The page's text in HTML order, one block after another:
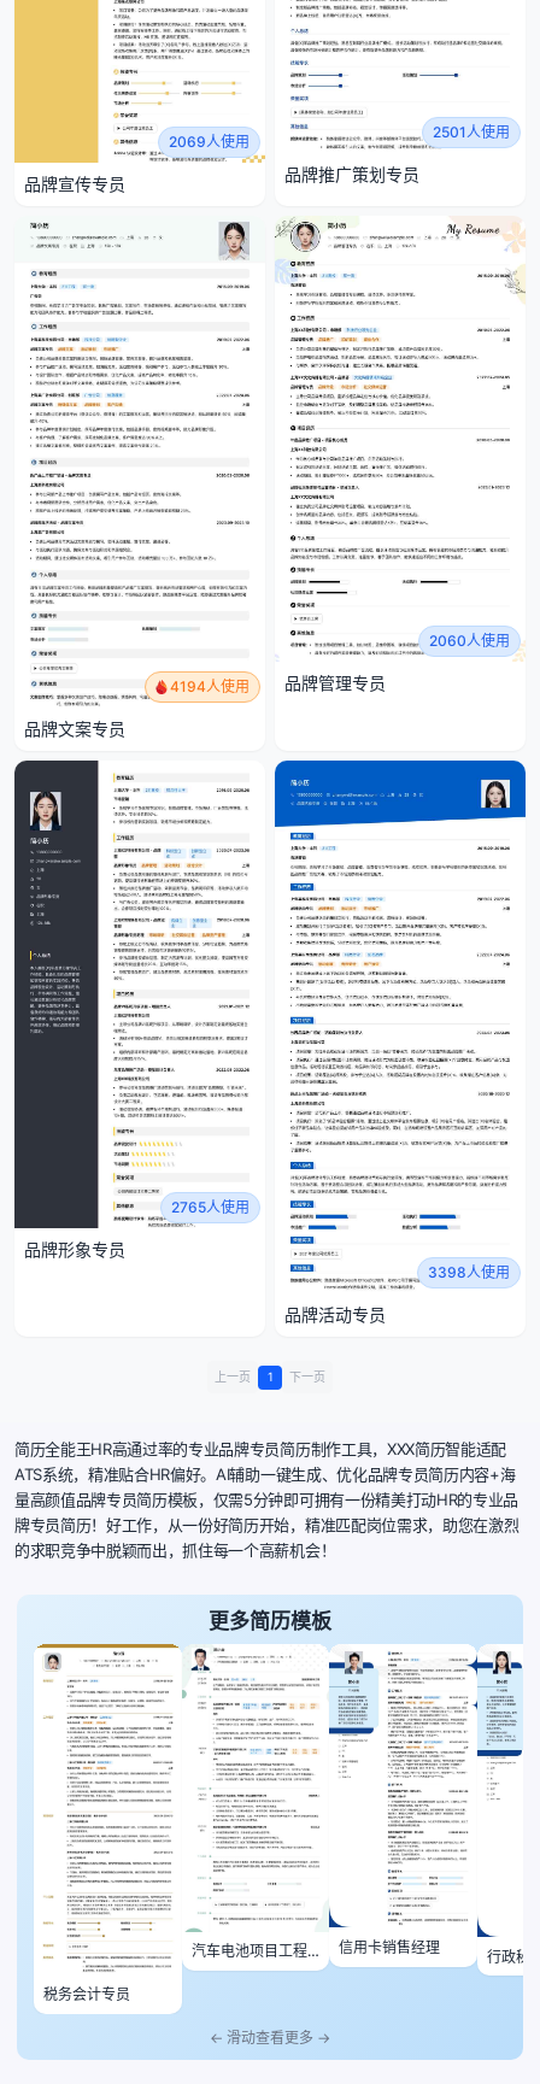
2069人使用
品牌宣传专员
2501人使用
品牌推广策划专员
4194人使用
品牌文案专员
2060人使用
品牌管理专员
2765人使用
品牌形象专员
3398人使用
品牌活动专员
上一页 1 下一页
简历全能王HR高通过率的专业品牌专员简历制作工具，XXX简历智能适配
ATS系统，精准贴合HR偏好。AI辅助一键生成、优化品牌专员简历内容+海
量高颜值品牌专员简历模板，仅需5分钟即可拥有一份精美打动HR的专业品
牌专员简历！好工作，从一份好简历开始，精准匹配岗位需求，助您在激烈
的求职竞争中脱颖而出，抓住每一个高薪机会！
更多简历模板
税务会计专员
汽车电池项目工程
师
信用卡销售经理
行政秘
← 滑动查看更多 →